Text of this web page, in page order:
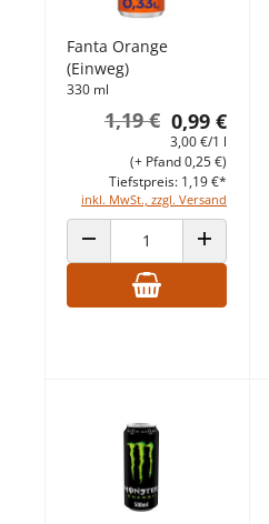
Fanta Orange
(Einweg)
330 ml
0,99 €
1,19 €
3,00 €/1 l
inkl. MwSt., zzgl. Versand
(+ Pfand 0,25 €)
Tiefstpreis: 1,19 €*
ANZAHL VERRINGERNANZAHL